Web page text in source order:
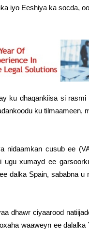
iyo Eeshiya ka socda,
ku dhaqankiisa si
ku tilmaameen,
nidaamkan cusub ee
ugu xumayd ee
dalka Spain, sababna u
dhawr ciyaarood
waaweyn ee